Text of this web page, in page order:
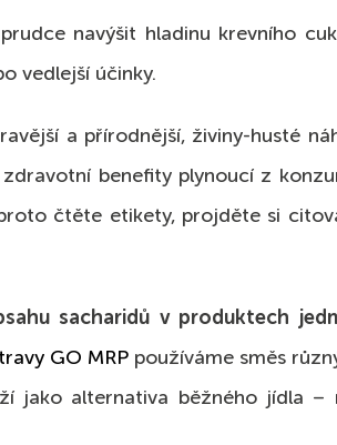
navýšit hladinu krevního
vedlejší účinky.
a přírodnější, živiny-husté
benefity plynoucí z
čtěte etikety, projděte si
sacharidů v produktech
GO MRP používáme směs
jako alternativa běžného jídla